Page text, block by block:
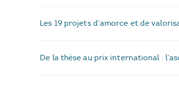
Les 19 projets d’amorce et de
De la thèse au prix international :